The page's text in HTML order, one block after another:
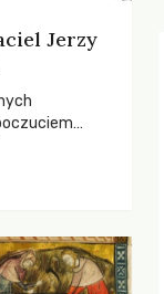
Jerzy
i Mentora.